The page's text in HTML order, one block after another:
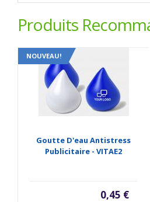
Produits
NOUVEAU!
Goutte D'eau Antistress
Publicitaire - VITAE2
0,45 €